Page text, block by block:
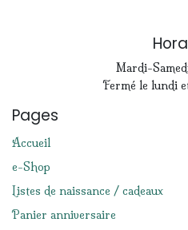
Mardi-
Fermé le lundi
Pages
Accueil
e-Shop
Listes de naissance / cadeaux
Panier anniversaire